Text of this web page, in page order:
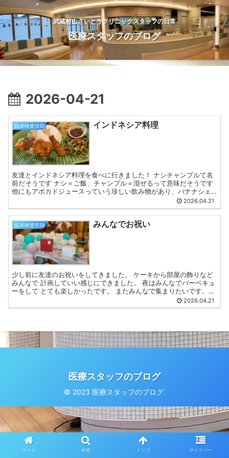
武蔵村山さいとうクリニックスタッフの日常
医療スタッフのブログ
2026-04-21
臨床検査技師 インドネシア料理
友達とインドネシア料理を食べに行きました！ ナシチャンプルて名
前だそうです ナシ＝ご飯、チャンプル＝混ぜるって意味だそうです
他にもアボカドジュースっていう珍しい飲み物があり、バナナシェ
2026.04.21
臨床検査技師 みんなでお祝い
少し前に友達のお祝いをしてきました。 ケーキから部屋の飾りなど
みんなで 計画していい感じにできました。 夜はみんなでバーベキュ
ーをして とても楽しかったです。 またみんなで集まりたいです。
2026.04.21
医療スタッフのブログ
© 2023 医療スタッフのブログ.
ホーム 検索 トップ サイドバー